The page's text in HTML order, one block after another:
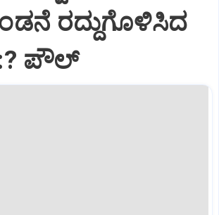
ರದ್ದುಗೊಳಿಸಿದ
ಪೌಲ್